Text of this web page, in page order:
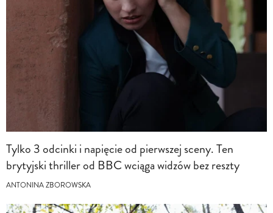
Tylko 3 odcinki i napięcie od pierwszej sceny. Ten
brytyjski thriller od BBC wciąga widzów bez reszty
ANTONINA ZBOROWSKA